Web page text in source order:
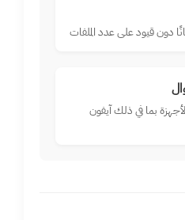
دون قيود على عدد الملفات
بما في ذلك آيفون